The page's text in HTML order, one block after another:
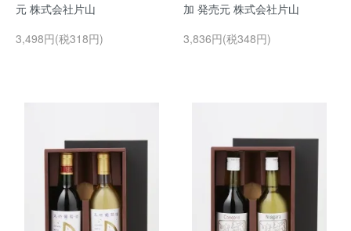
元 株式会社片山
3,498円(税318円)
加 発売元 株式会社片山
3,836円(税348円)